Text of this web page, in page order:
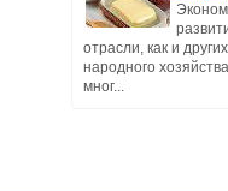
отрасли, как и
народного
мног...